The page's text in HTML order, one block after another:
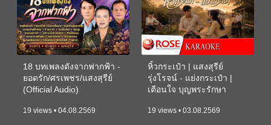
18 บทเพลงดังจากฟากฟ้า -
ยอดรัก/ศรเพชร/แสงสุรีย์
(Official Audio)
19 views • 04.08.2569
หิ้วกระเป๋า | แสงสุรีย์
รุ่งโรจน์ - แย่งกระเป๋า |
เตือนใจ บุญพระรักษา
19 views • 03.08.2569